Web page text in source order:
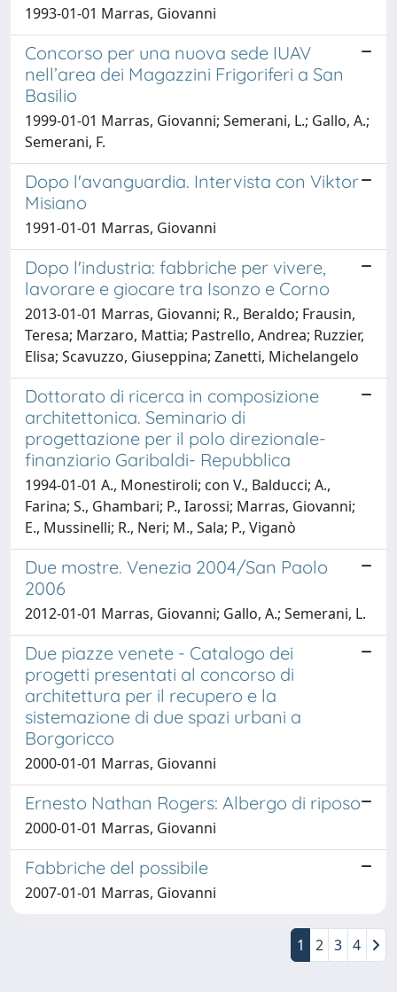
1993-01-01 Marras, Giovanni
Concorso per una nuova sede IUAV
nell’area dei Magazzini Frigoriferi a San
Basilio
1999-01-01 Marras, Giovanni; Semerani, L.; Gallo, A.;
Semerani, F.
Dopo l'avanguardia. Intervista con Viktor
Misiano
1991-01-01 Marras, Giovanni
Dopo l'industria: fabbriche per vivere,
lavorare e giocare tra Isonzo e Corno
2013-01-01 Marras, Giovanni; R., Beraldo; Frausin,
Teresa; Marzaro, Mattia; Pastrello, Andrea; Ruzzier,
Elisa; Scavuzzo, Giuseppina; Zanetti, Michelangelo
Dottorato di ricerca in composizione
architettonica. Seminario di
progettazione per il polo direzionale-
finanziario Garibaldi- Repubblica
1994-01-01 A., Monestiroli; con V., Balducci; A.,
Farina; S., Ghambari; P., Iarossi; Marras, Giovanni;
E., Mussinelli; R., Neri; M., Sala; P., Viganò
Due mostre. Venezia 2004/San Paolo
2006
2012-01-01 Marras, Giovanni; Gallo, A.; Semerani, L.
Due piazze venete - Catalogo dei
progetti presentati al concorso di
architettura per il recupero e la
sistemazione di due spazi urbani a
Borgoricco
2000-01-01 Marras, Giovanni
Ernesto Nathan Rogers: Albergo di riposo
2000-01-01 Marras, Giovanni
Fabbriche del possibile
2007-01-01 Marras, Giovanni
1 2 3 4